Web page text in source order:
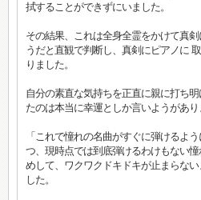
拭することができずにいました。
その結果、これは全身全霊をかけて真
うだと直観で判断し、真剣にピアノに
りました。
自分の素直な気持ちを正直に親に打ち
たのは本当に幸運としか言いようがあり
「これで憧れの名曲がすぐに弾けるよ
つ、現時点では到底弾けるわけもない
めして、ワクワクドキドキが止まらな
した。